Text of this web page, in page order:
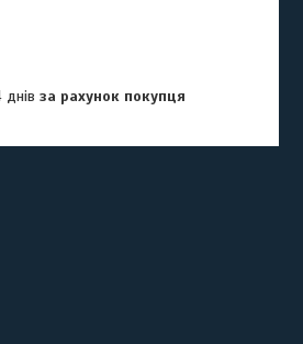
днівза рахунок покупця